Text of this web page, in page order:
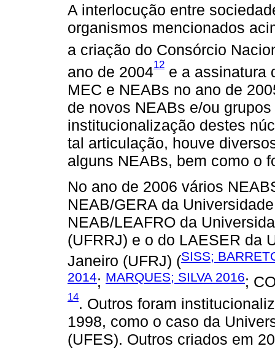
A interlocução entre
organismos mencionados
a criação do Consórcio
ano de 200412 e a assinatura
MEC e NEABs no ano de
de novos NEABs e/ou
institucionalização destes
tal articulação, houve
alguns NEABs, bem como o
No ano de 2006 vários
NEAB/GERA da
NEAB/LEAFRO da
(UFRRJ) e o do LAESER da
Janeiro (UFRJ) (SISS;
2014; MARQUES; SILVA 2016;
14. Outros foram
1998, como o caso da
(UFES). Outros criados em